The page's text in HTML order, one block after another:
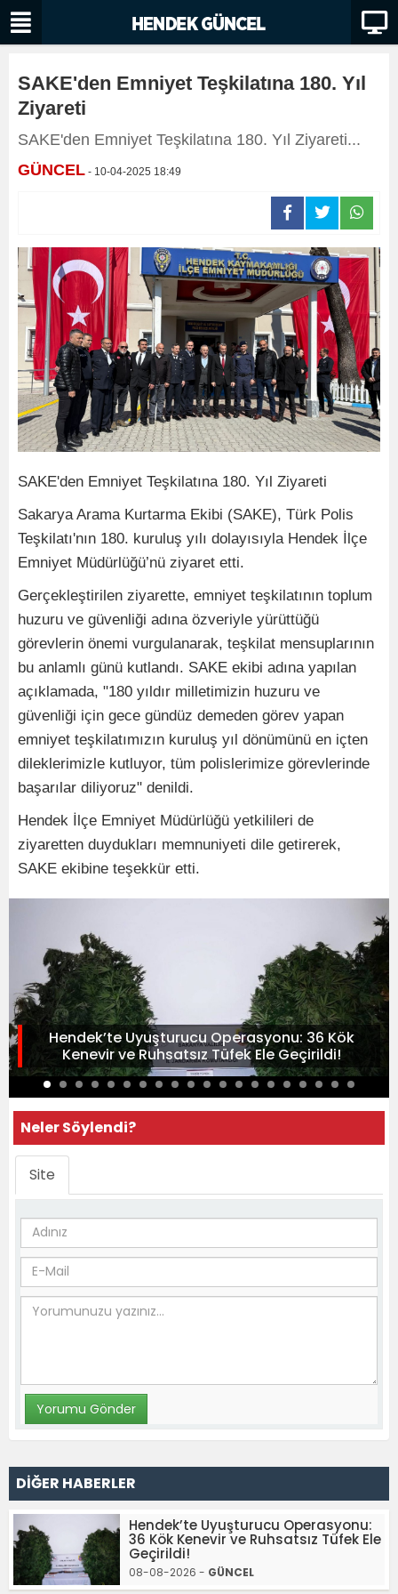
SAKE'den Emniyet Teşkilatına 180. Yıl
Ziyareti
SAKE'den Emniyet Teşkilatına 180. Yıl Ziyareti...
GÜNCEL - 10-04-2025 18:49
SAKE'den Emniyet Teşkilatına 180. Yıl Ziyareti
Sakarya Arama Kurtarma Ekibi (SAKE), Türk Polis
Teşkilatı'nın 180. kuruluş yılı dolayısıyla Hendek İlçe
Emniyet Müdürlüğü’nü ziyaret etti.
Gerçekleştirilen ziyarette, emniyet teşkilatının toplum
huzuru ve güvenliği adına özveriyle yürüttüğü
görevlerin önemi vurgulanarak, teşkilat mensuplarının
bu anlamlı günü kutlandı. SAKE ekibi adına yapılan
açıklamada, "180 yıldır milletimizin huzuru ve
güvenliği için gece gündüz demeden görev yapan
emniyet teşkilatımızın kuruluş yıl dönümünü en içten
dileklerimizle kutluyor, tüm polislerimize görevlerinde
başarılar diliyoruz" denildi.
Hendek İlçe Emniyet Müdürlüğü yetkilileri de
ziyaretten duydukları memnuniyeti dile getirerek,
SAKE ekibine teşekkür etti.
Hendek’te Uyuşturucu Operasyonu: 36 Kök
Kenevir ve Ruhsatsız Tüfek Ele Geçirildi!
Neler Söylendi?
Site
DİĞER HABERLER
Hendek’te Uyuşturucu Operasyonu:
36 Kök Kenevir ve Ruhsatsız Tüfek Ele
Geçirildi!
08-08-2026 - GÜNCEL